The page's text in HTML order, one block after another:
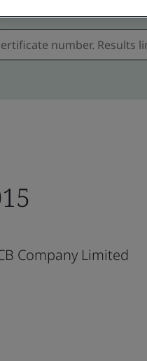
Company Limited